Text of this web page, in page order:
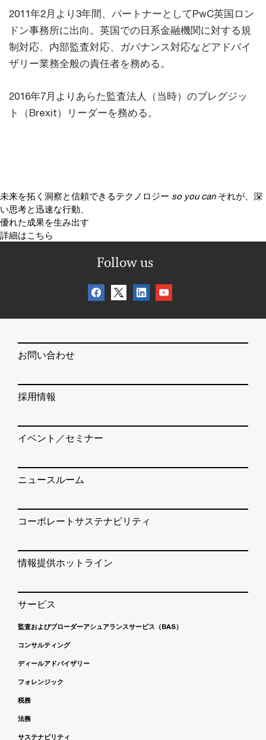
2011年2月より3年間、パートナーとしてPwC英国ロン
ドン事務所に出向。英国での日系金融機関に対する規
制対応、内部監査対応、ガバナンス対応などアドバイ
ザリー業務全般の責任者を務める。
2016年7月よりあらた監査法人（当時）のブレグジッ
ト（Brexit）リーダーを務める。
未来を拓く洞察と信頼できるテクノロジー so you can それが、深
い思考と迅速な行動、
優れた成果を生み出す
詳細はこちら
Follow us
お問い合わせ
採用情報
イベント／セミナー
ニュースルーム
コーポレートサステナビリティ
情報提供ホットライン
サービス
監査およびブローダーアシュアランスサービス（BAS）
コンサルティング
ディールアドバイザリー
フォレンジック
税務
法務
サステナビリティ